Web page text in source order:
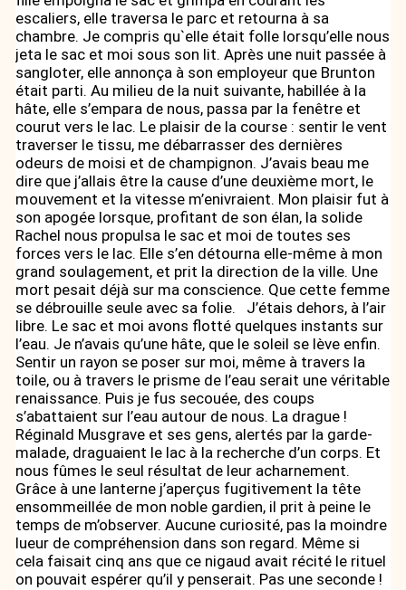
escaliers, elle traversa le parc et retourna à sa
chambre. Je compris qu`elle était folle lorsqu’elle nous
jeta le sac et moi sous son lit. Après une nuit passée à
sangloter, elle annonça à son employeur que Brunton
était parti. Au milieu de la nuit suivante, habillée à la
hâte, elle s’empara de nous, passa par la fenêtre et
courut vers le lac. Le plaisir de la course : sentir le vent
traverser le tissu, me débarrasser des dernières
odeurs de moisi et de champignon. J’avais beau me
dire que j’allais être la cause d’une deuxième mort, le
mouvement et la vitesse m’enivraient. Mon plaisir fut à
son apogée lorsque, profitant de son élan, la solide
Rachel nous propulsa le sac et moi de toutes ses
forces vers le lac. Elle s’en détourna elle-même à mon
grand soulagement, et prit la direction de la ville. Une
mort pesait déjà sur ma conscience. Que cette femme
se débrouille seule avec sa folie. J’étais dehors, à l’air
libre. Le sac et moi avons flotté quelques instants sur
l’eau. Je n’avais qu’une hâte, que le soleil se lève enfin.
Sentir un rayon se poser sur moi, même à travers la
toile, ou à travers le prisme de l’eau serait une véritable
renaissance. Puis je fus secouée, des coups
s’abattaient sur l’eau autour de nous. La drague !
Réginald Musgrave et ses gens, alertés par la garde-
malade, draguaient le lac à la recherche d’un corps. Et
nous fûmes le seul résultat de leur acharnement.
Grâce à une lanterne j’aperçus fugitivement la tête
ensommeillée de mon noble gardien, il prit à peine le
temps de m’observer. Aucune curiosité, pas la moindre
lueur de compréhension dans son regard. Même si
cela faisait cinq ans que ce nigaud avait récité le rituel
on pouvait espérer qu’il y penserait. Pas une seconde !